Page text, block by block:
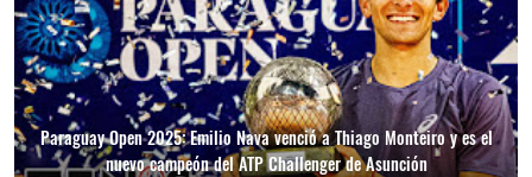
Paraguay Open 2025: Emilio Nava venció a Thiago Monteiro y es el
nuevo campeón del ATP Challenger de Asunción